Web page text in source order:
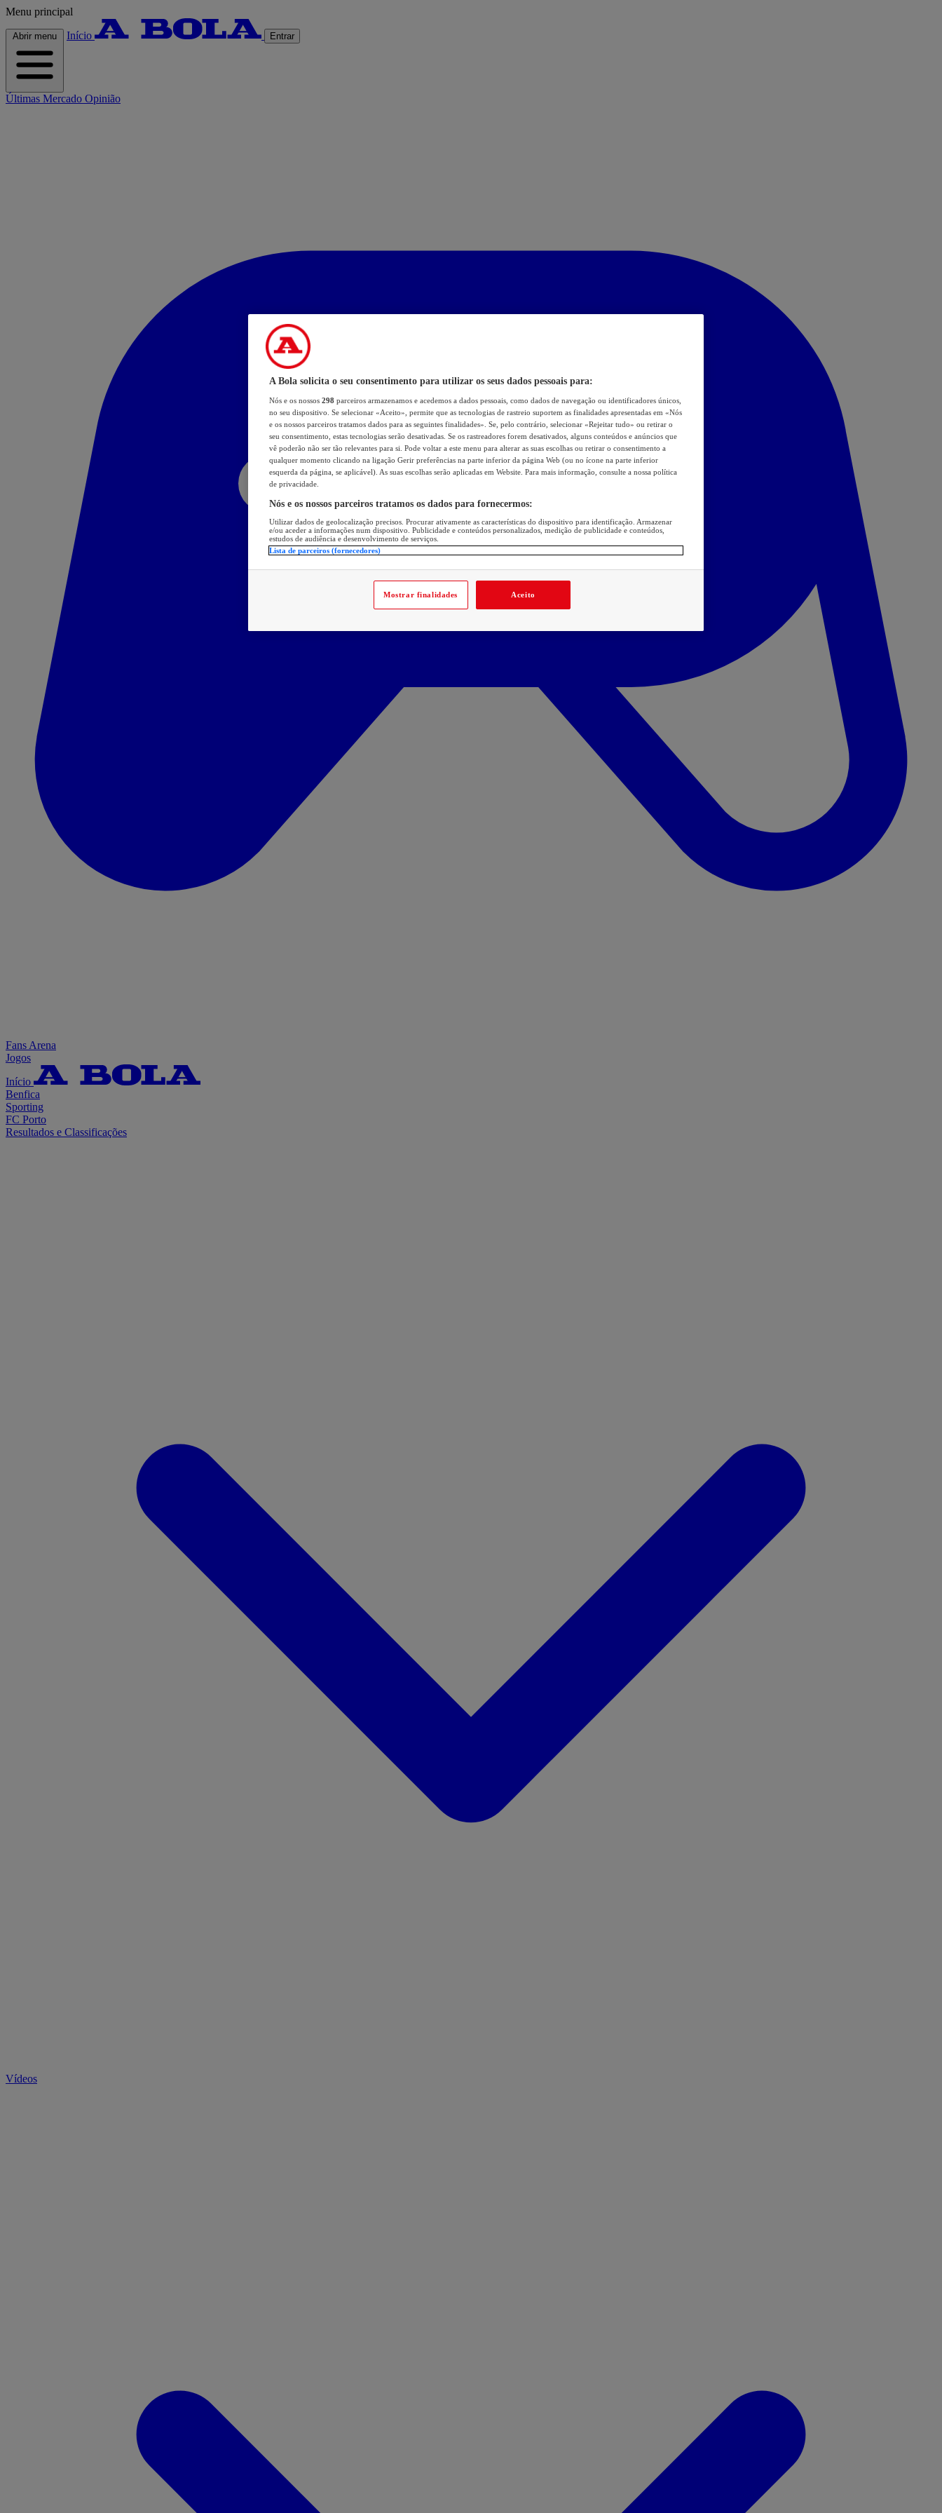
Menu principal
Abrir menu Início Entrar
Últimas Mercado Opinião
Fans Arena
Jogos
Início
Benfica
Sporting
FC Porto
Resultados e Classificações
Vídeos
A Bola solicita o seu consentimento para utilizar os seus dados pessoais para:
Nós e os nossos 298 parceiros armazenamos e acedemos a dados pessoais, como dados de navegação ou identificadores únicos,
no seu dispositivo. Se selecionar «Aceito», permite que as tecnologias de rastreio suportem as finalidades apresentadas em «Nós
e os nossos parceiros tratamos dados para as seguintes finalidades». Se, pelo contrário, selecionar «Rejeitar tudo» ou retirar o
seu consentimento, estas tecnologias serão desativadas. Se os rastreadores forem desativados, alguns conteúdos e anúncios que
vê poderão não ser tão relevantes para si. Pode voltar a este menu para alterar as suas escolhas ou retirar o consentimento a
qualquer momento clicando na ligação Gerir preferências na parte inferior da página Web (ou no ícone na parte inferior
esquerda da página, se aplicável). As suas escolhas serão aplicadas em Website. Para mais informação, consulte a nossa política
de privacidade.
Nós e os nossos parceiros tratamos os dados para fornecermos:
Utilizar dados de geolocalização precisos. Procurar ativamente as características do dispositivo para identificação. Armazenar
e/ou aceder a informações num dispositivo. Publicidade e conteúdos personalizados, medição de publicidade e conteúdos,
estudos de audiência e desenvolvimento de serviços.
Lista de parceiros (fornecedores)
Mostrar finalidades Aceito